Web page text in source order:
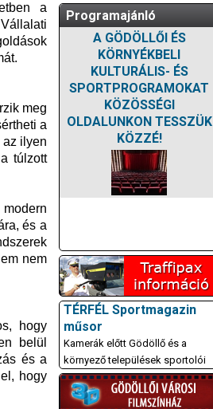
a
meg
a
ilyen
túlzott
és a
nem
hogy
belül
és a
hogy
Programajánló
A GÖDÖLLŐI ÉS
KÖRNYÉKBELI
KULTURÁLIS- ÉS
SPORTPROGRAMOKAT
KÖZÖSSÉGI
OLDALUNKON TESSZÜK
KÖZZÉ!
TÉRFÉL Sportmagazin
műsor
Kamerák előtt Gödöllő és a
környező települések sportolói